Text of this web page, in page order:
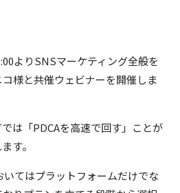
よりSNSマーケティング全般を
様と共催ウェビナーを開催しま
は「PDCAを高速で回す」ことが
す。
てはプラットフォームだけでな